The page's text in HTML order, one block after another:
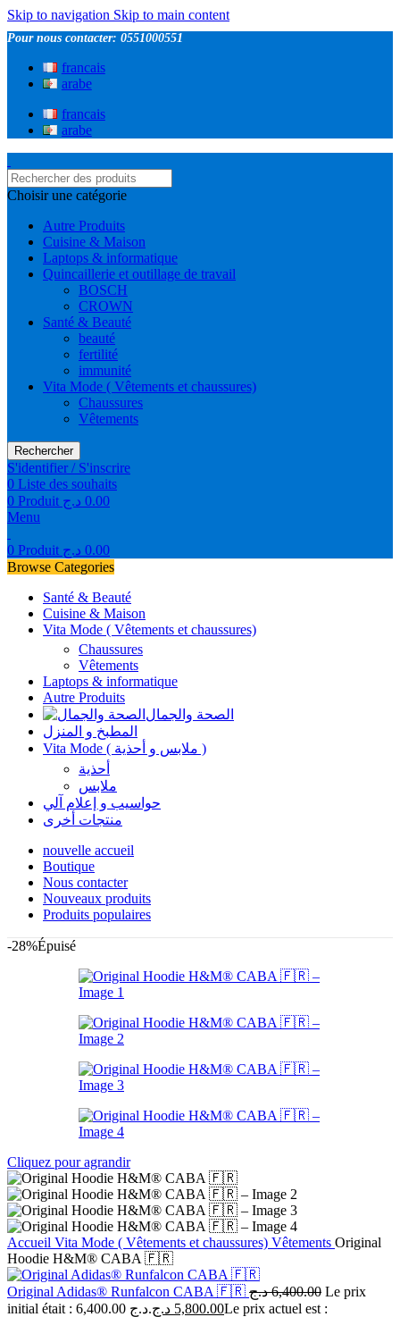
Skip to navigation Skip to main content
Pour nous contacter: 0551000551
francais
arabe
francais
arabe
Choisir une catégorie
Autre Produits
Cuisine & Maison
Laptops & informatique
Quincaillerie et outillage de travail
BOSCH
CROWN
Santé & Beauté
beauté
fertilité
immunité
Vita Mode ( Vêtements et chaussures)
Chaussures
Vêtements
Rechercher
S'identifier / S'inscrire
0 Liste des souhaits
0 Produit 0.00 د.ج
Menu
0 Produit 0.00 د.ج
Browse Categories
Santé & Beauté
Cuisine & Maison
Vita Mode ( Vêtements et chaussures)
Chaussures
Vêtements
Laptops & informatique
Autre Produits
الصحة والجمال
المطبخ و المنزل
Vita Mode ( ملابس و أحذية )
أحذية
ملابس
حواسيب و إعلام آلي
منتجات أخرى
nouvelle accueil
Boutique
Nous contacter
Nouveaux produits
Produits populaires
-28%Épuisé
Cliquez pour agrandir
Accueil Vita Mode ( Vêtements et chaussures) Vêtements Original
Hoodie H&M® CABA 🇫🇷
Original Adidas® Runfalcon CABA 🇫🇷 6,400.00 د.ج
Le prix
initial était : 6,400.00 د.ج.
5,800.00 د.ج
Le prix actuel est :